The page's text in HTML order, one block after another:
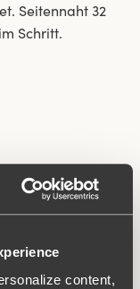
content,
Seitennaht 32
Schritt.